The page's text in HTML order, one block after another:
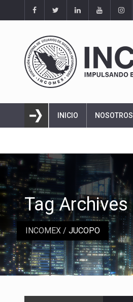
INICIO NOSOTROS
INCOMEX / JUCOPO
Tag Archives